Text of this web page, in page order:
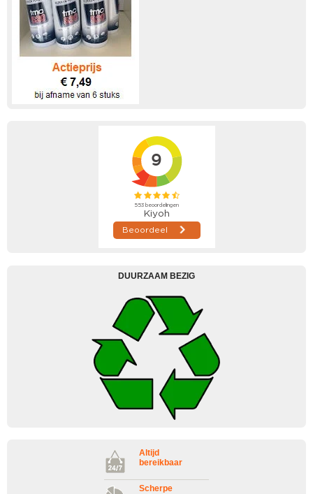
DUURZAAM BEZIG
Altijd
bereikbaar
Scherpe